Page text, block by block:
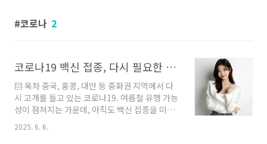
코로나 2
코로나19 백신 접종, 다시 필요한 때! 지금 가능한 의료기관 총정리
▤ 목차 중국, 홍콩, 대만 등 중화권 지역에서 다
시 고개를 들고 있는 코로나19. 여름철 유행 가능
성이 점쳐지는 가운데, 아직도 백신 접종을 미루
고 있다면 지금이 바로 시기입니다. 특히 고위험
군이라면 백신 접종은 단순한 예방이 아닌 생존
2025. 6. 6.